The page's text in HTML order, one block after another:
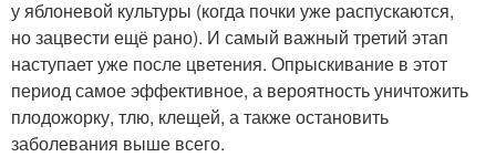
у яблоневой культуры (когда почки уже распускаются,
но зацвести ещё рано). И самый важный третий этап
наступает уже после цветения. Опрыскивание в этот
период самое эффективное, а вероятность уничтожить
плодожорку, тлю, клещей, а также остановить
заболевания выше всего.